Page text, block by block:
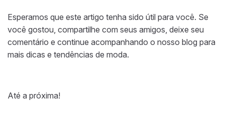
Esperamos que este artigo tenha sido útil para você. Se
você gostou, compartilhe com seus amigos, deixe seu
comentário e continue acompanhando o nosso blog para
mais dicas e tendências de moda.
Até a próxima!